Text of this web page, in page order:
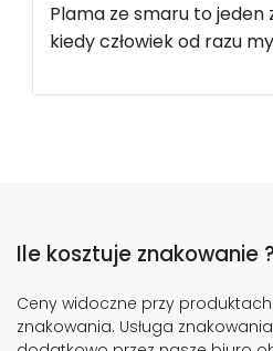
Plama ze smaru to
kiedy człowiek od razu
Ile kosztuje znakowanie
Ceny widoczne przy
znakowania. Usługa